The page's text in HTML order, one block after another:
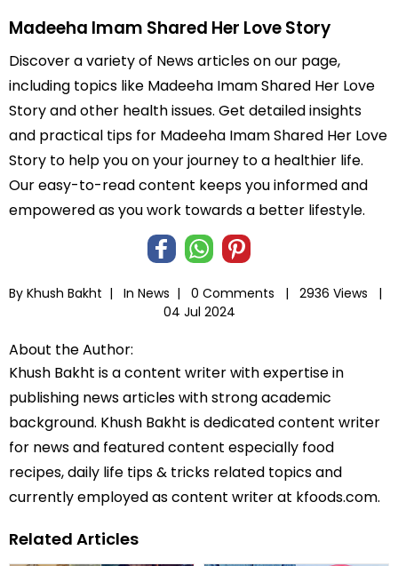
Madeeha Imam Shared Her Love Story
Discover a variety of News articles on our page,
including topics like Madeeha Imam Shared Her Love
Story and other health issues. Get detailed insights
and practical tips for Madeeha Imam Shared Her Love
Story to help you on your journey to a healthier life.
Our easy-to-read content keeps you informed and
empowered as you work towards a better lifestyle.
By Khush Bakht | In News | 0 Comments |
2936 Views |
04 Jul 2024
About the Author:
Khush Bakht is a content writer with expertise in
publishing news articles with strong academic
background. Khush Bakht is dedicated content writer
for news and featured content especially food
recipes, daily life tips & tricks related topics and
currently employed as content writer at kfoods.com.
Related Articles